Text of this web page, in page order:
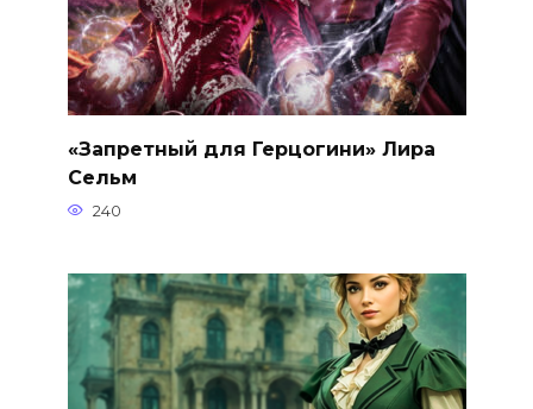
«Запретный для Герцогини» Лира
Сельм
240